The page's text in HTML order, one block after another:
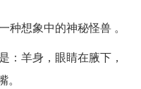
想象中的神秘怪兽 。
：羊身，眼睛在腋下，